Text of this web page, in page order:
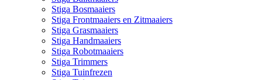
Stiga Bosmaaiers
Stiga Frontmaaiers en Zitmaaiers
Stiga Grasmaaiers
Stiga Handmaaiers
Stiga Robotmaaiers
Stiga Trimmers
Stiga Tuinfrezen